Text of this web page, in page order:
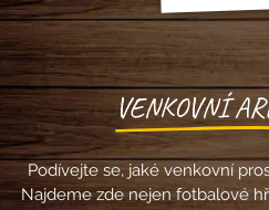
VENKOVNÍ
Podívejte se, jaké venkovní
Najdeme zde nejen fotbalové